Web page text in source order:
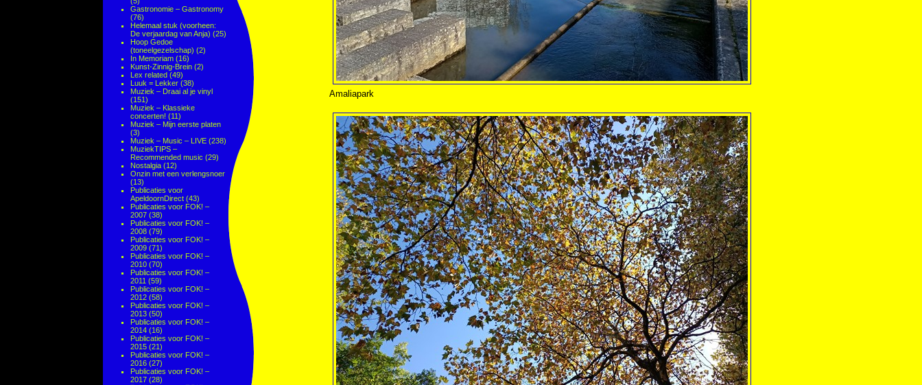
Gastronomie – Gastronomy
(76)
Helemaal stuk (voorheen:
De verjaardag van Anja) (25)
Hoop Gedoe
(toneelgezelschap) (2)
In Memoriam (16)
Kunst-Zinnig-Brein (2)
Lex related (49)
Luuk = Lekker (38)
Muziek – Draai al je vinyl
(151)
Muziek – Klassieke
concerten! (11)
Muziek – Mijn eerste platen
(3)
Muziek – Music – LIVE (238)
MuziekTIPS –
Recommended music (29)
Nostalgia (12)
Onzin met een verlengsnoer
(13)
Publicaties voor
ApeldoornDirect (43)
Publicaties voor FOK! –
2007 (38)
Publicaties voor FOK! –
2008 (79)
Publicaties voor FOK! –
2009 (71)
Publicaties voor FOK! –
2010 (70)
Publicaties voor FOK! –
2011 (59)
Publicaties voor FOK! –
2012 (58)
Publicaties voor FOK! –
2013 (50)
Publicaties voor FOK! –
2014 (16)
Publicaties voor FOK! –
2015 (21)
Publicaties voor FOK! –
2016 (27)
Publicaties voor FOK! –
2017 (28)
Amaliapark